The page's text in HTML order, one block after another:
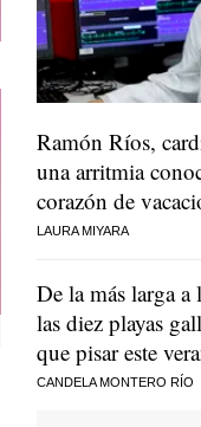
Ramón Ríos,
una arritmia
corazón de
LAURA MIYARA
De la más larga a
las diez playas
que pisar este
CANDELA MONTERO RÍO